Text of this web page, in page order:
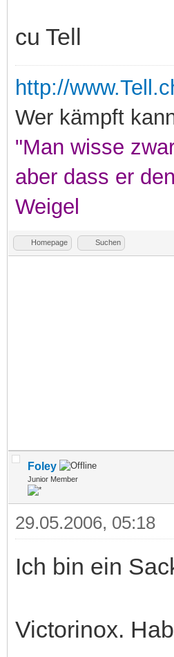
cu Tell
http://
Wer kämpft
"Man wisse
aber dass er
Weigel
Homepage Suchen
Foley
Junior Member
29.05.2006, 05:18
Ich bin ein
Victorinox.